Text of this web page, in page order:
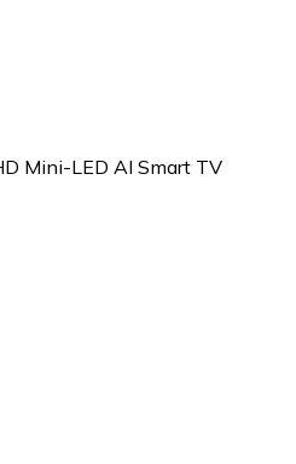
Mini-LED AI Smart TV